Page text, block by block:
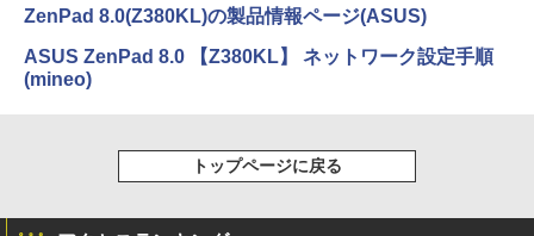
ZenPad 8.0(Z380KL)の製品情報ページ(ASUS)
ASUS ZenPad 8.0 【Z380KL】 ネットワーク設定手順
(mineo)
トップページに戻る